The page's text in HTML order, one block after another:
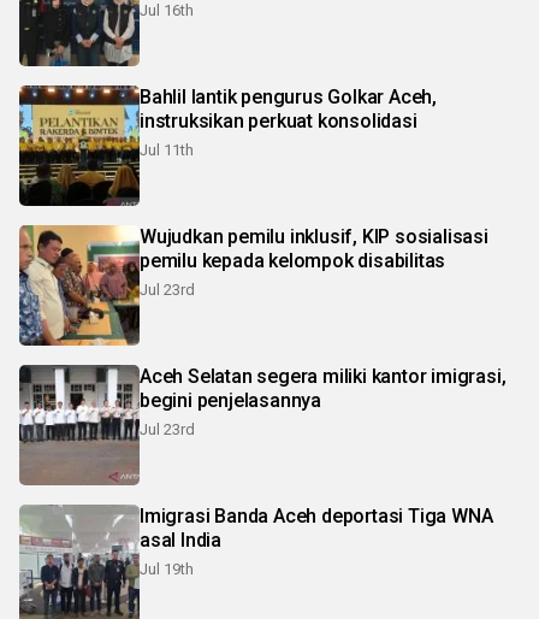
Jul 16th
Bahlil lantik pengurus Golkar Aceh,
instruksikan perkuat konsolidasi
Jul 11th
Wujudkan pemilu inklusif, KIP sosialisasi
pemilu kepada kelompok disabilitas
Jul 23rd
Aceh Selatan segera miliki kantor imigrasi,
begini penjelasannya
Jul 23rd
Imigrasi Banda Aceh deportasi Tiga WNA
asal India
Jul 19th